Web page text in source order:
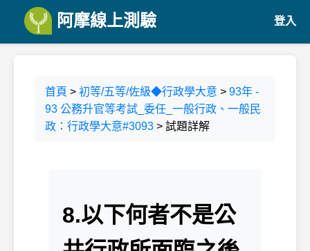
阿摩線上測驗 登入
首頁 > 初等/五等/佐級◆行政學大意 > 93年 -
93 公務升官等考試_委任_一般行政、一般民
政：行政學大意#3093 > 試題詳解
8.以下何者不是公